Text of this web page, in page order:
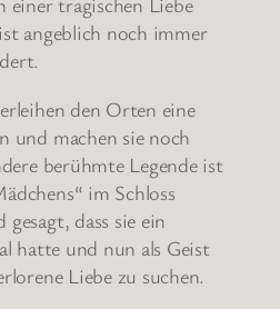
angeblich noch immer
den Orten eine
und machen sie noch
berühmte Legende ist
im Schloss
dass sie ein
hatte und nun als Geist
Liebe zu suchen.